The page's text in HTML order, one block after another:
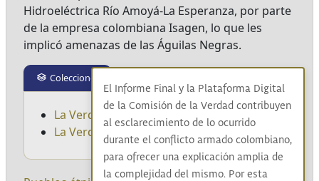
Hidroeléctrica Río Amoyá-La Esperanza, por parte
de la empresa colombiana Isagen, lo que les
implicó amenazas de las Águilas Negras.
Colecciones
La Verdad del Pueblo Indígena
La Verdad del Pueblo Rrom
El Informe Final y la Plataforma Digital
de la Comisión de la Verdad contribuyen
al esclarecimiento de lo ocurrido
durante el conflicto armado colombiano,
para ofrecer una explicación amplia de
la complejidad del mismo. Por esta